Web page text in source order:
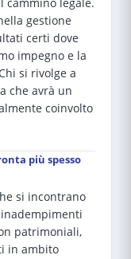
cammino legale.
gestione
certi dove
impegno e la
si rivolge a
che avrà un
coinvolto
più spesso
si incontrano
patrimoniali,
in ambito